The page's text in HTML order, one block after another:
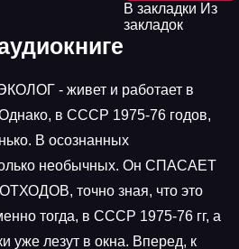
В закладки Из
закладок
- живет и работает в
в СССР 1975-76 годов,
В осознанных
необычных. Он СПАСАЕТ
точно зная, что это
тогда, в СССР 1975-76 гг, а
уже лезут в окна. Вперед, к